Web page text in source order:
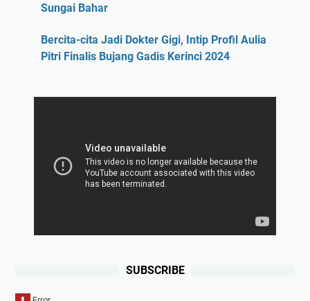
Sungai Bahar
Bercita-cita Jadi Dokter Gigi, Intip Profil Aulia
Pitri Finalis Bujang Gadis Kerinci 2024
SUBSCRIBE